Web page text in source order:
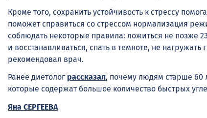
Кроме того, сохранить устойчивость к стрессу
поможет справиться со стрессом нормализация
соблюдать некоторые правила: ложиться не позже
и восстанавливаться, спать в темноте, не нагружать
рекомендовал врач.
Ранее диетолог рассказал, почему людям старше 60
которые содержат большое количество быстрых
Яна СЕРГЕЕВА